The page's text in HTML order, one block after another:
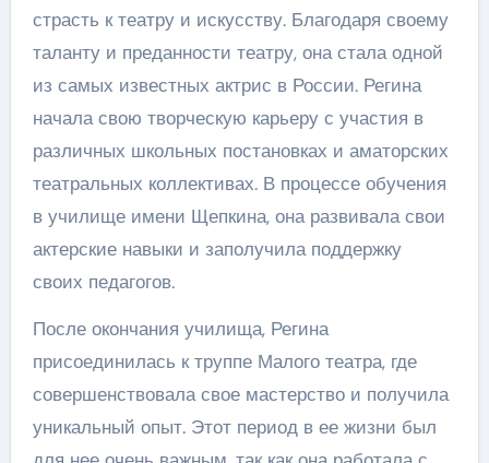
страсть к театру и искусству. Благодаря своему
таланту и преданности театру, она стала одной
из самых известных актрис в России. Регина
начала свою творческую карьеру с участия в
различных школьных постановках и аматорских
театральных коллективах. В процессе обучения
в училище имени Щепкина, она развивала свои
актерские навыки и заполучила поддержку
своих педагогов.
После окончания училища, Регина
присоединилась к труппе Малого театра, где
совершенствовала свое мастерство и получила
уникальный опыт. Этот период в ее жизни был